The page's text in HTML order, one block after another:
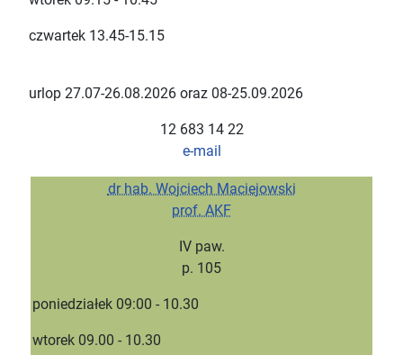
czwartek 13.45-15.15
urlop 27.07-26.08.2026 oraz 08-25.09.2026
12 683 14 22
e-mail
dr hab. Wojciech Maciejowski
prof. AKF
IV paw.
p. 105
poniedziałek 09:00 - 10.30
wtorek 09.00 - 10.30